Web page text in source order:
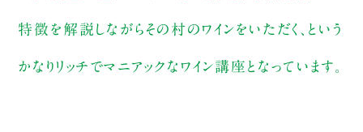
特徴を解説しながらその村のワインをいただく、という
かなりリッチでマニアックなワイン講座となっています。